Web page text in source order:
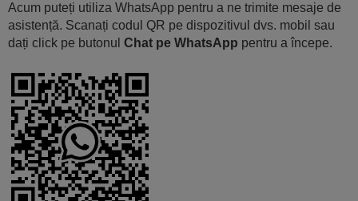
Acum puteți utiliza WhatsApp pentru a ne trimite mesaje de
asistență. Scanați codul QR pe dispozitivul dvs. mobil sau
dați click pe butonul Chat pe WhatsApp pentru a începe.